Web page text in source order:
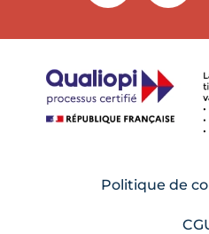
Politique de